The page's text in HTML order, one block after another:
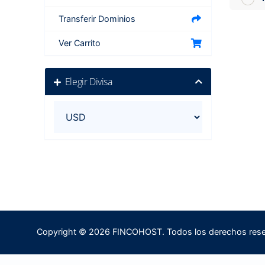
Transferir Dominios
Ver Carrito
Elegir Divisa
Copyright © 2026 FINCOHOST. Todos los derechos